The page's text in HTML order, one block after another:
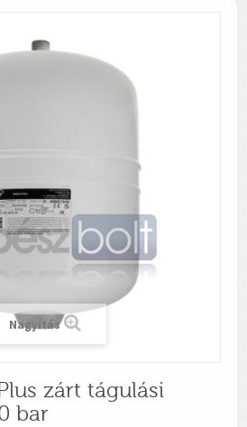
Nagyítás
zárt tágulási
bar